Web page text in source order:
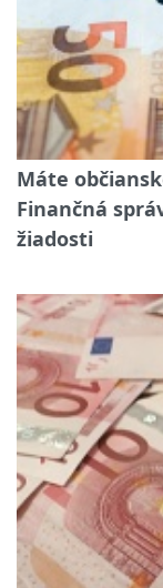
Máte
Finančná
žiadosti